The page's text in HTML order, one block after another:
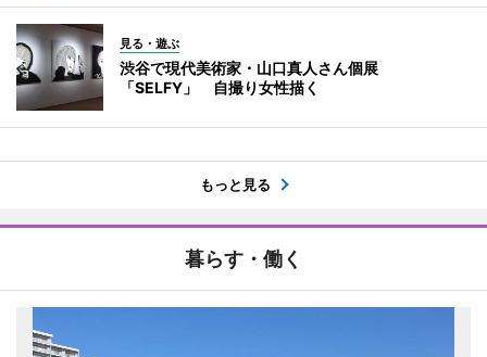
見る・遊ぶ
渋谷で現代美術家・山口真人さん個展
「SELFY」 自撮り女性描く
もっと見る
暮らす・働く